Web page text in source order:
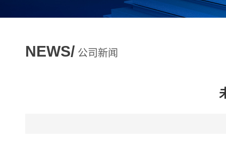
NEWS/ 公司新闻